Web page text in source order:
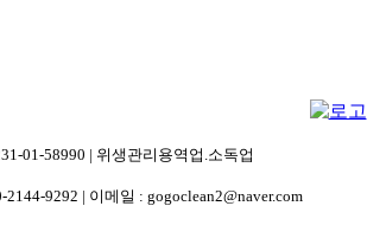
01-58990 | 위생관리용역업.소독업
9292 | 이메일 : gogoclean2@naver.com